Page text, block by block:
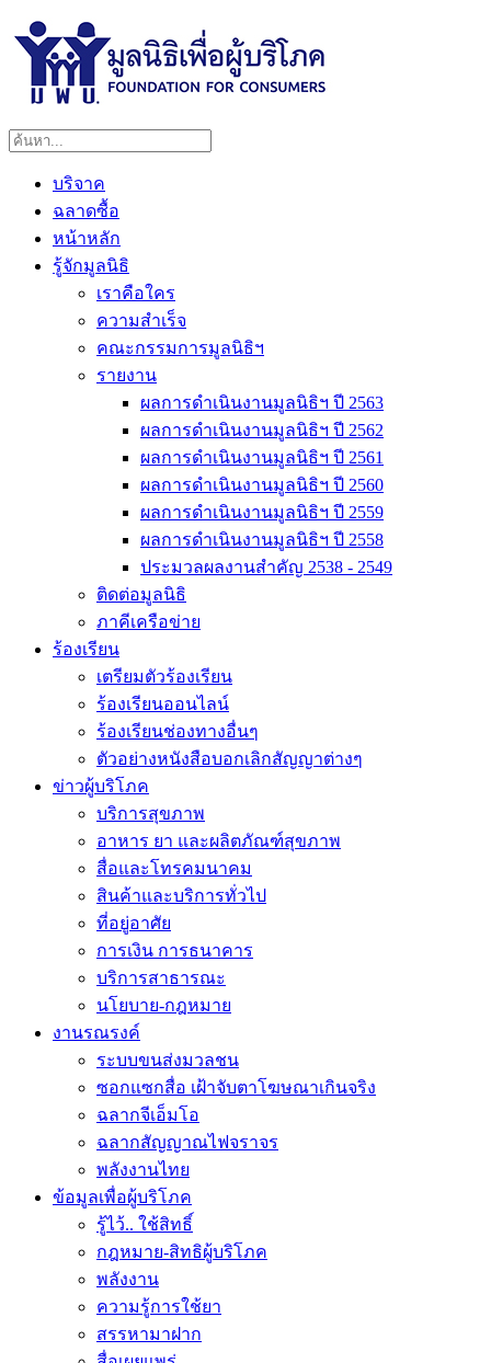
บริจาค
ฉลาดซื้อ
หน้าหลัก
รู้จักมูลนิธิ
เราคือใคร
ความสำเร็จ
คณะกรรมการมูลนิธิฯ
รายงาน
ผลการดำเนินงานมูลนิธิฯ ปี 2563
ผลการดำเนินงานมูลนิธิฯ ปี 2562
ผลการดำเนินงานมูลนิธิฯ ปี 2561
ผลการดำเนินงานมูลนิธิฯ ปี 2560
ผลการดำเนินงานมูลนิธิฯ ปี 2559
ผลการดำเนินงานมูลนิธิฯ ปี 2558
ประมวลผลงานสำคัญ 2538 - 2549
ติดต่อมูลนิธิ
ภาคีเครือข่าย
ร้องเรียน
เตรียมตัวร้องเรียน
ร้องเรียนออนไลน์
ร้องเรียนช่องทางอื่นๆ
ตัวอย่างหนังสือบอกเลิกสัญญาต่างๆ
ข่าวผู้บริโภค
บริการสุขภาพ
อาหาร ยา และผลิตภัณฑ์สุขภาพ
สื่อและโทรคมนาคม
สินค้าและบริการทั่วไป
ที่อยู่อาศัย
การเงิน การธนาคาร
บริการสาธารณะ
นโยบาย-กฎหมาย
งานรณรงค์
ระบบขนส่งมวลชน
ซอกแซกสื่อ เฝ้าจับตาโฆษณาเกินจริง
ฉลากจีเอ็มโอ
ฉลากสัญญาณไฟจราจร
พลังงานไทย
ข้อมูลเพื่อผู้บริโภค
รู้ไว้.. ใช้สิทธิ์
กฎหมาย-สิทธิผู้บริโภค
พลังงาน
ความรู้การใช้ยา
สรรหามาฝาก